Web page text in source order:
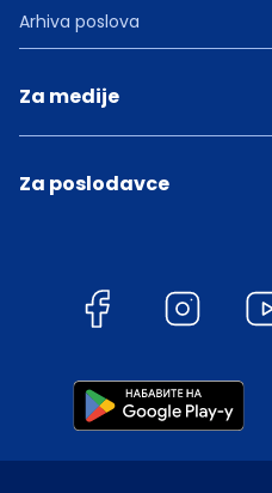
Arhiva poslova
Za medije
Za poslodavce